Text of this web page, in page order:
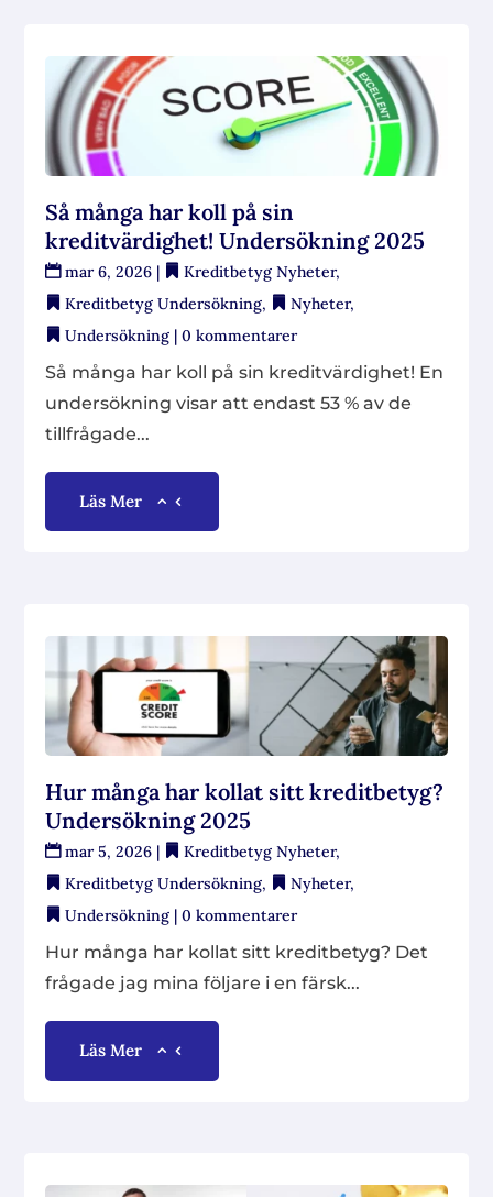
Så många har koll på sin
kreditvärdighet! Undersökning 2025
mar 6, 2026 | Kreditbetyg Nyheter,
Kreditbetyg Undersökning, Nyheter,
Undersökning | 0 kommentarer
Så många har koll på sin kreditvärdighet! En
undersökning visar att endast 53 % av de
tillfrågade...
Läs Mer
Hur många har kollat sitt kreditbetyg?
Undersökning 2025
mar 5, 2026 | Kreditbetyg Nyheter,
Kreditbetyg Undersökning, Nyheter,
Undersökning | 0 kommentarer
Hur många har kollat sitt kreditbetyg? Det
frågade jag mina följare i en färsk...
Läs Mer